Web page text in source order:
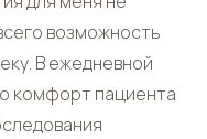
возможность
В ежедневной
комфорт пациента